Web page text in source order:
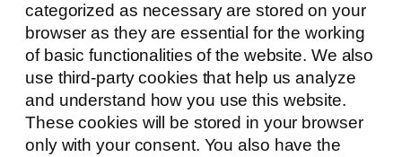
categorized as necessary are stored on your
browser as they are essential for the working
of basic functionalities of the website. We also
use third-party cookies that help us analyze
and understand how you use this website.
These cookies will be stored in your browser
only with your consent. You also have the